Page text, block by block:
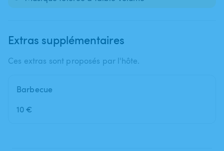
Extras supplémentaires
Ces extras sont proposés par l'hôte.
Barbecue
10 €